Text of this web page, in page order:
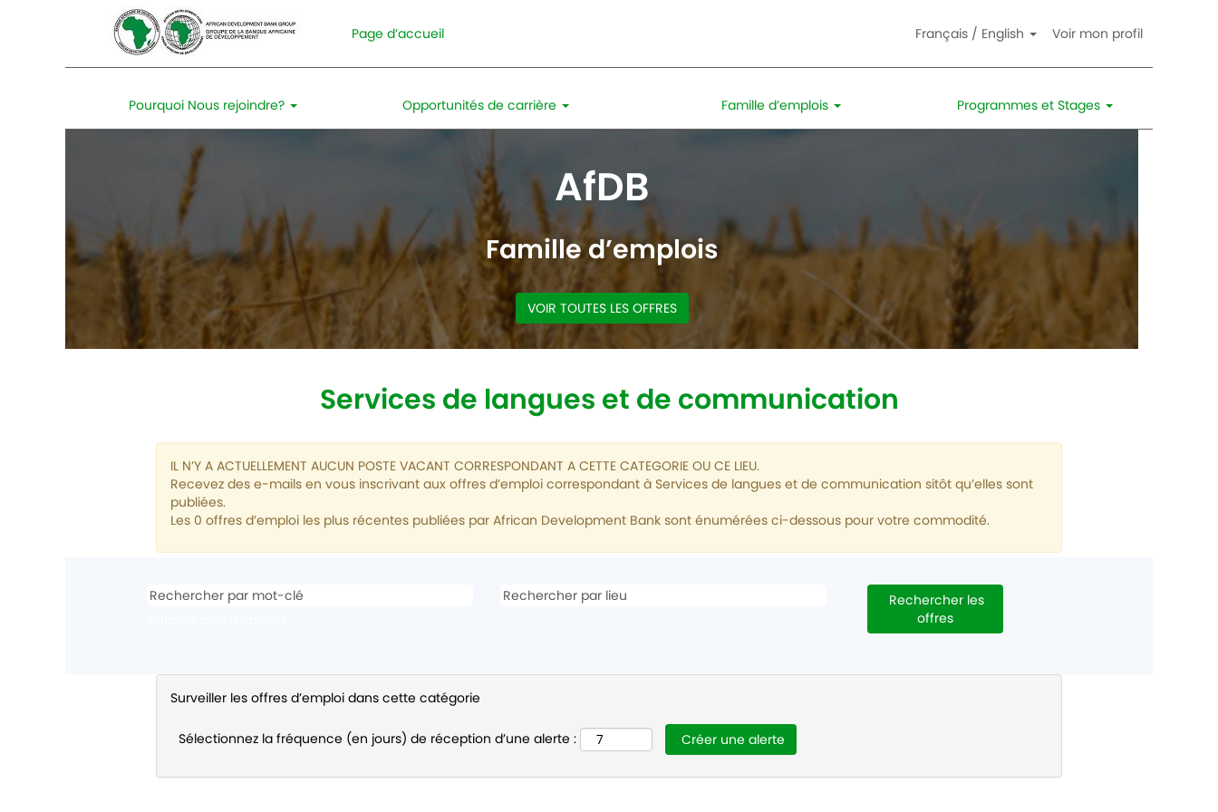
Page d’accueil Français / English Voir mon profil
Pourquoi Nous rejoindre? Opportunités de carrière Famille d’emplois Programmes et Stages
communication
AfDB
Famille d’emplois
VOIR TOUTES LES OFFRES
Services de langues et de communication
IL N’Y A ACTUELLEMENT AUCUN POSTE VACANT CORRESPONDANT A CETTE CATEGORIE OU CE LIEU.
Recevez des e-mails en vous inscrivant aux offres d’emploi correspondant à Services de langues et de communication sitôt qu’elles sont
publiées.
Les 0 offres d’emploi les plus récentes publiées par African Development Bank sont énumérées ci-dessous pour votre commodité.
Surveiller les offres d’emploi dans cette catégorie
Sélectionnez la fréquence (en jours) de réception d’une alerte :